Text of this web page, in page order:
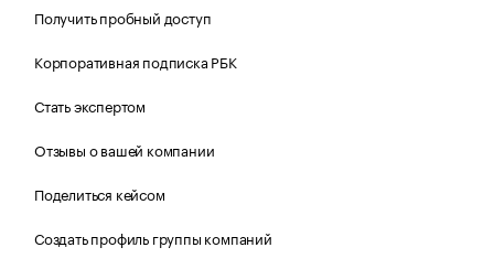
Получить пробный доступ
Корпоративная подписка РБК
Стать экспертом
Отзывы о вашей компании
Поделиться кейсом
Создать профиль группы компаний